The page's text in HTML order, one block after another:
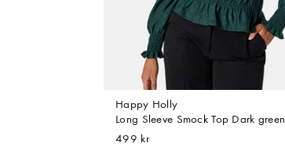
Happy Holly
Long Sleeve Smock Top Dark green
499 kr